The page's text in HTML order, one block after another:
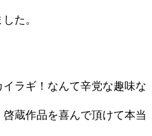
た。
イラギ！なんて辛党な趣味な
蔵作品を喜んで頂けて本当